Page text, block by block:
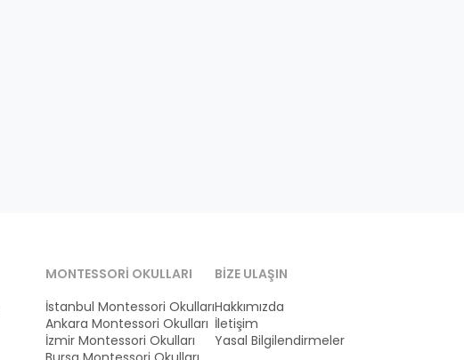
MONTESSORI OKULLARI
İstanbul Montessori Okulları
Ankara Montessori Okulları
İzmir Montessori Okulları
BIZE ULAŞIN
Hakkımızda
İletişim
Yasal Bilgilendirmeler